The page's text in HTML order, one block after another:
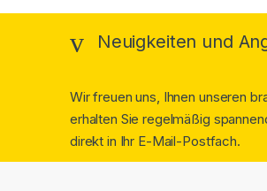
Neuigkeiten und
Wir freuen uns, Ihnen unseren
erhalten Sie regelmäßig
direkt in Ihr E-Mail-Postfach.